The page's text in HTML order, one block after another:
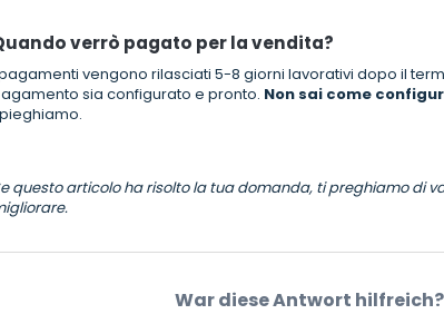
verrò pagato per la vendita?
vengono rilasciati 5-8 giorni lavorativi dopo il
sia configurato e pronto. Non sai come
questo articolo ha risolto la tua domanda, ti preghiamo di
War diese Antwort hilfreich?